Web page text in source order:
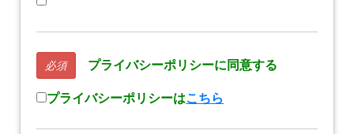
必須 プライバシーポリシーに同意する
プライバシーポリシーはこちら